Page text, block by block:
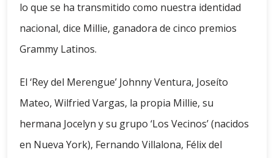
lo que se ha transmitido como nuestra identidad
nacional, dice Millie, ganadora de cinco premios
Grammy Latinos.
El ‘Rey del Merengue’ Johnny Ventura, Joseíto
Mateo, Wilfried Vargas, la propia Millie, su
hermana Jocelyn y su grupo ‘Los Vecinos’ (nacidos
en Nueva York), Fernando Villalona, Félix del